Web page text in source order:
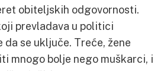
obiteljskih odgovornosti.
prevladava u politici
da se uključe. Treće, žene
mnogo bolje nego muškarci, i